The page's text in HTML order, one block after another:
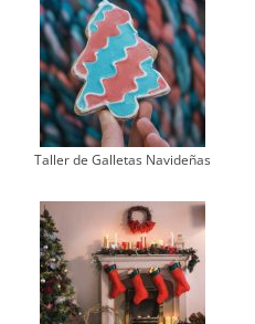
Taller de Galletas Navideñas